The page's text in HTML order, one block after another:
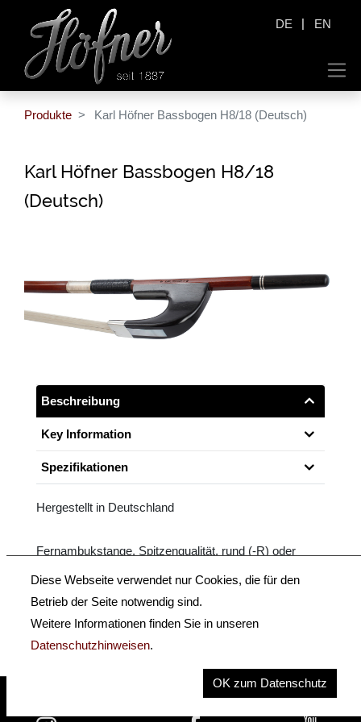
DE | EN
Produkte Karl Höfner Bassbogen H8/18 (Deutsch)
Karl Höfner Bassbogen H8/18
(Deutsch)
Beschreibung
Key Information
Spezifikationen
Hergestellt in Deutschland
Fernambukstange, Spitzenqualität, rund (-R) oder
achtkantig (-K), Silbergarnitur, einteiliges Beinchen.
Größe: 3/4
Diese Webseite verwendet nur Cookies, die für den
Betrieb der Seite notwendig sind.
Weitere Informationen finden Sie in unseren
Datenschutzhinweisen.
OK zum Datenschutz